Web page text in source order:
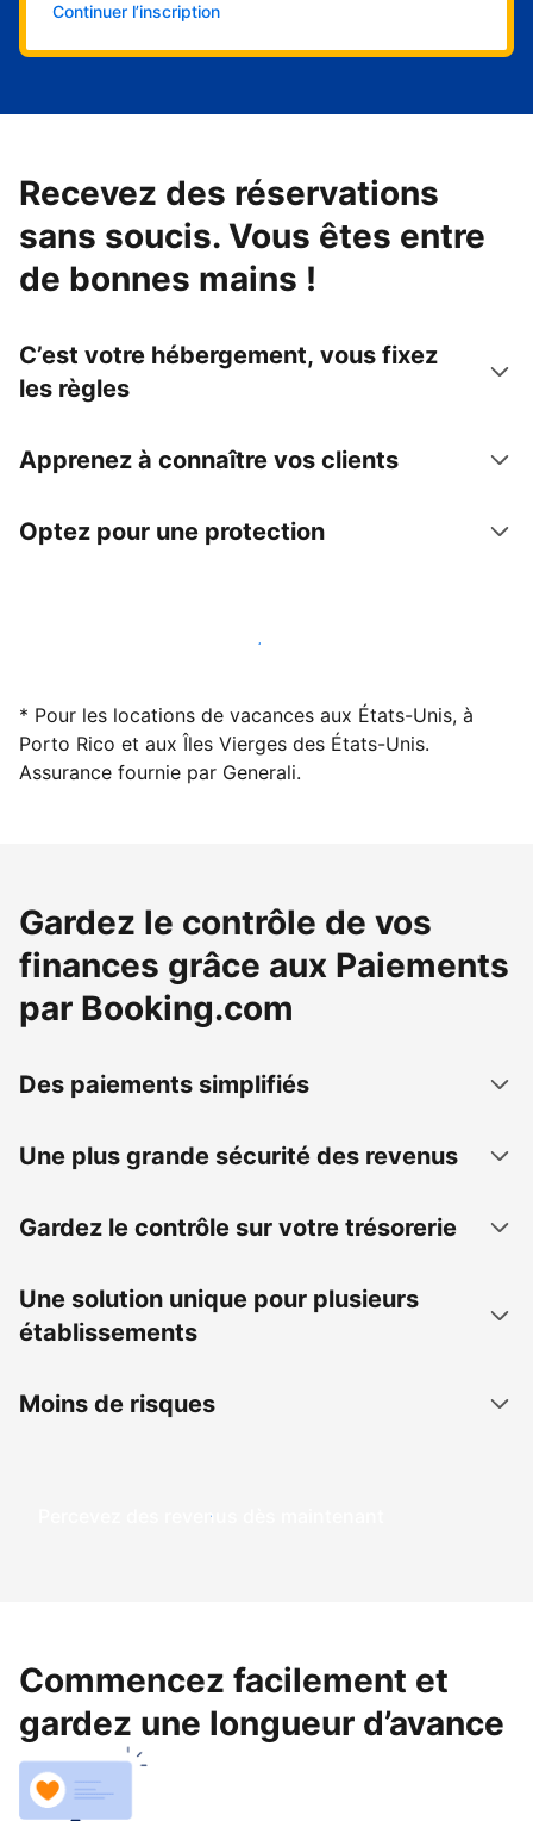
Continuer l’inscription
Recevez des réservations
sans soucis. Vous êtes entre
de bonnes mains !
C’est votre hébergement, vous fixez
les règles
Apprenez à connaître vos clients
Optez pour une protection
Accueillez des clients avec nous dès maintenant
* Pour les locations de vacances aux États-Unis, à
Porto Rico et aux Îles Vierges des États-Unis.
Assurance fournie par Generali.
Gardez le contrôle de vos
finances grâce aux Paiements
par Booking.com
Des paiements simplifiés
Une plus grande sécurité des revenus
Gardez le contrôle sur votre trésorerie
Une solution unique pour plusieurs
établissements
Moins de risques
Percevez des revenus dès maintenant
Commencez facilement et
gardez une longueur d’avance